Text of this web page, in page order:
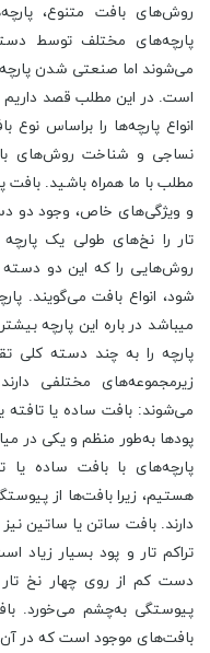
روش‌های بافت متنوع،
پارچه‌های مختلف توسط
می‌شوند اما صنعتی شدن
است. در این مطلب قصد داریم
انواع پارچه‌ها را براساس
نساجی و شناخت روش‌های
مطلب با ما همراه باشید.
و ویژگی‌های خاص، وجود دو
تار را نخ‌های طولی یک
روش‌هایی را که این دو
شود، انواع بافت می‌گویند.
میباشد در باره این پارچه
پارچه را به چند دسته کلی
زیرمجموعه‌های مختلفی
می‌شوند: بافت ساده یا
پودها به‌طور منظم و یکی در
پارچه‌های با بافت ساده یا
هستیم، زیرا بافت‌ها از
دارند. بافت ساتن یا ساتین
تراکم تار و پود بسیار زیاد
دست کم از روی چهار نخ
پیوستگی به‌چشم می‌خورد.
بافت‌های موجود است که در آن